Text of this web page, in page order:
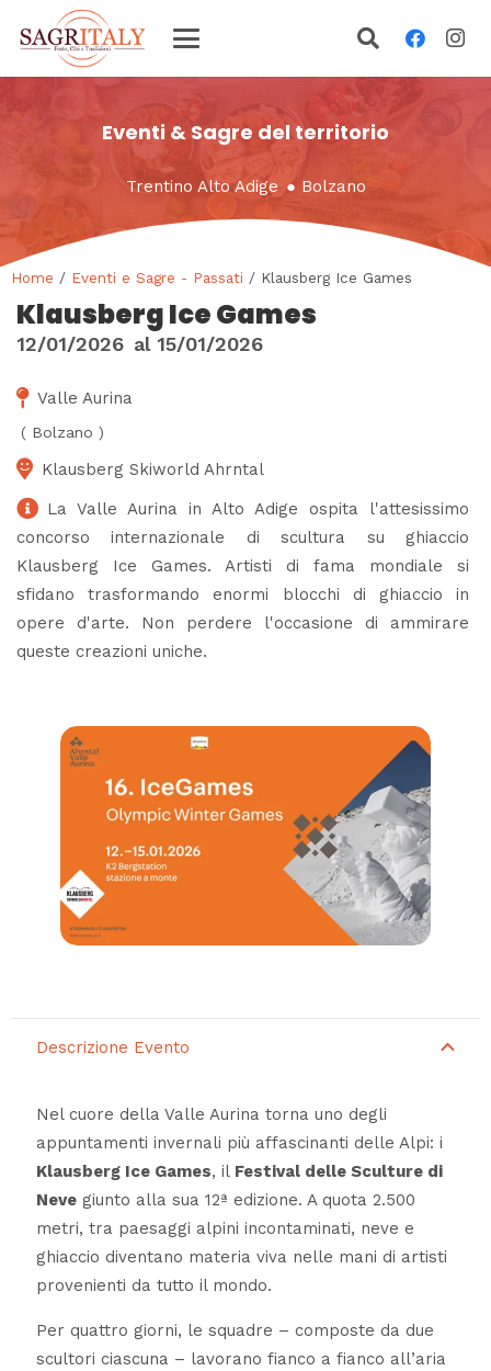
Eventi & Sagre del territorio
Trentino Alto Adige ● Bolzano
Home / Eventi e Sagre - Passati / Klausberg Ice Games
Klausberg Ice Games
12/01/2026 al 15/01/2026
Valle Aurina
( Bolzano )
Klausberg Skiworld Ahrntal
La Valle Aurina in Alto Adige ospita l'attesissimo
concorso internazionale di scultura su ghiaccio
Klausberg Ice Games. Artisti di fama mondiale si
sfidano trasformando enormi blocchi di ghiaccio in
opere d'arte. Non perdere l'occasione di ammirare
queste creazioni uniche.
Descrizione Evento
Nel cuore della Valle Aurina torna uno degli
appuntamenti invernali più affascinanti delle Alpi: i
Klausberg Ice Games, il Festival delle Sculture di
Nevegiunto alla sua 12ª edizione. A quota 2.500
metri, tra paesaggi alpini incontaminati, neve e
ghiaccio diventano materia viva nelle mani di artisti
provenienti da tutto il mondo.
Per quattro giorni, le squadre – composte da due
scultori ciascuna – lavorano fianco a fianco all’aria